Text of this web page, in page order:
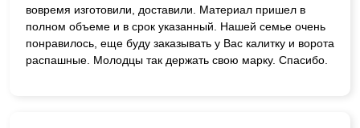
вовремя изготовили, доставили. Материал пришел в
полном объеме и в срок указанный. Нашей семье очень
понравилось, еще буду заказывать у Вас калитку и ворота
распашные. Молодцы так держать свою марку. Спасибо.